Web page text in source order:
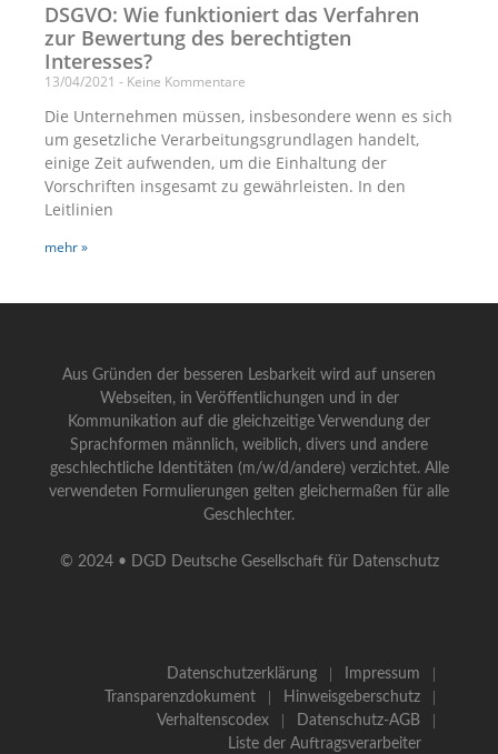
DSGVO: Wie funktioniert das Verfahren
zur Bewertung des berechtigten
Interesses?
13/04/2021 Keine Kommentare
Die Unternehmen müssen, insbesondere wenn es sich
um gesetzliche Verarbeitungsgrundlagen handelt,
einige Zeit aufwenden, um die Einhaltung der
Vorschriften insgesamt zu gewährleisten. In den
Leitlinien
mehr »
Aus Gründen der besseren Lesbarkeit wird auf unseren
Webseiten, in Veröffentlichungen und in der
Kommunikation auf die gleichzeitige Verwendung der
Sprachformen männlich, weiblich, divers und andere
geschlechtliche Identitäten (m/w/d/andere) verzichtet. Alle
verwendeten Formulierungen gelten gleichermaßen für alle
Geschlechter.
© 2024 • DGD Deutsche Gesellschaft für Datenschutz
Datenschutzerklärung
Impressum
Transparenzdokument
Hinweisgeberschutz
Verhaltenscodex
Datenschutz-AGB
Liste der Auftragsverarbeiter